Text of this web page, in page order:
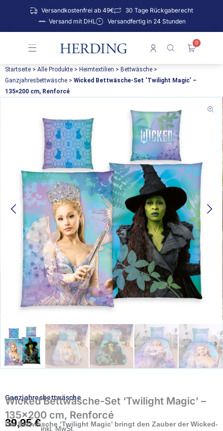
Versandkostenfrei ab 49€
30 Tage Rückgaberecht
Versand mit DHL
Versandfertig in 24 Stunden
0
Startseite > Alle Produkte > Heimtextilien > Bettwäsche >
Ganzjahresbettwäsche > Wicked Bettwäsche-Set ‘Twilight Magic’ –
135×200 cm, Renforcé
Ganzjahresbettwäsche
Wicked Bettwäsche-Set ‘Twilight Magic’ –
135×200 cm, Renforcé
39,95€inkl. MwSt.
Die Bettwäsche ‘Twilight Magic’ bringt den Zauber der Wicked-